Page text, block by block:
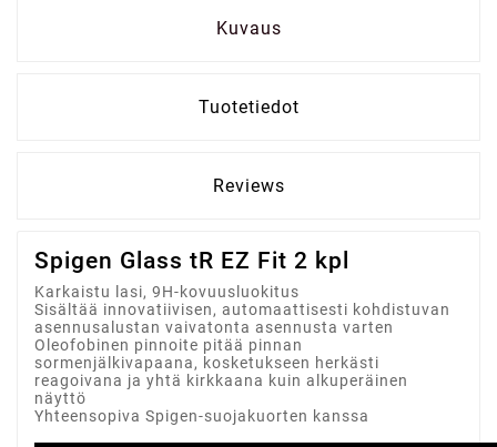
Kuvaus
Tuotetiedot
Reviews
Spigen Glass tR EZ Fit 2 kpl
Karkaistu lasi, 9H-kovuusluokitus
Sisältää innovatiivisen, automaattisesti kohdistuvan
asennusalustan vaivatonta asennusta varten
Oleofobinen pinnoite pitää pinnan
sormenjälkivapaana, kosketukseen herkästi
reagoivana ja yhtä kirkkaana kuin alkuperäinen
näyttö
Yhteensopiva Spigen-suojakuorten kanssa